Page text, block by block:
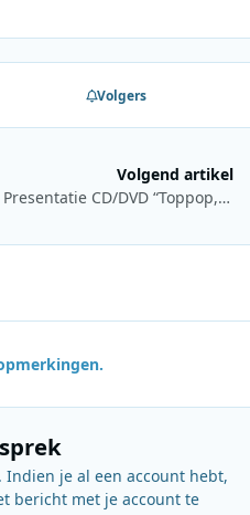
Volgers
Volgend artikel
Presentatie CD/DVD “Toppop, de tunes, de leaders” bij Beeld en Geluid
Indien je al een account hebt,
bericht met je account te